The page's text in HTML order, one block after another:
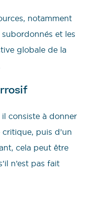
notamment
subordonnés et les
globale de la
consiste à donner
puis d’un
cela peut être
n’est pas fait